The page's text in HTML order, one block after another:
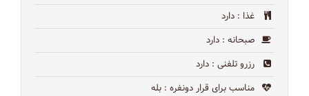
غذا : دارد
صبحانه : دارد
رزرو تلفنی : دارد
مناسب برای قرار دونفره : بله